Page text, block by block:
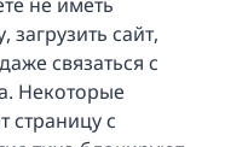
сайт,
связаться с
Некоторые
страницу с